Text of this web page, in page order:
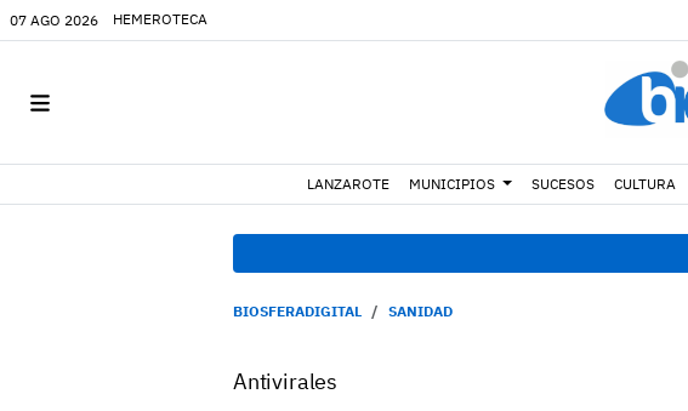
07 AGO 2026 HEMEROTECA
LANZAROTE MUNICIPIOS SUCESOS CULTURA
BIOSFERADIGITAL SANIDAD
Antivirales